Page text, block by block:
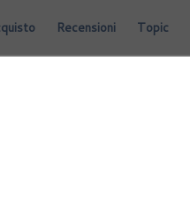
Recensioni Topic